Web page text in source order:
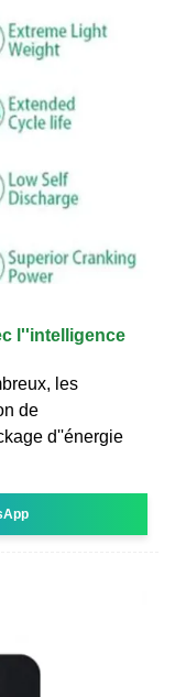
l''intelligence
les
de
d''énergie